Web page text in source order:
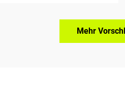
Mehr